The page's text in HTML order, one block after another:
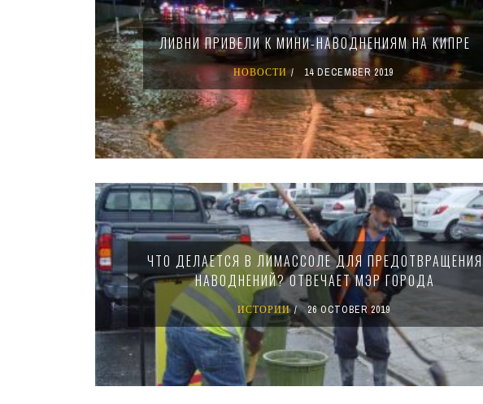
ЛИВНИ ПРИВЕЛИ К МИНИ-НАВОДНЕНИЯМ НА КИПРЕ
НОВОСТИ 14 DECEMBER 2019
ЧТО ДЕЛАЕТСЯ В ЛИМАССОЛЕ ДЛЯ ПРЕДОТВРАЩЕНИЯ
НАВОДНЕНИЙ? ОТВЕЧАЕТ МЭР ГОРОДА
ИСТОРИИ 26 OCTOBER 2019